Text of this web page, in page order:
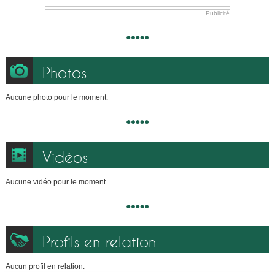
Publicité
Photos
Aucune photo pour le moment.
Vidéos
Aucune vidéo pour le moment.
Profils en relation
Aucun profil en relation.